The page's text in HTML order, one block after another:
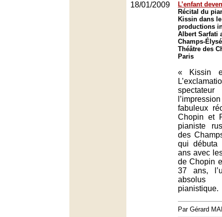
18/01/2009
L’enfant
Récital du
Kissin dans
productions
Albert Sarfati
Champs-
Théâtre des
Paris
« Kissin
fabuleux
Chopin et
pianiste
des
qui
ans avec
de Chopin
37 ans,
pianistique.
Par Gérard